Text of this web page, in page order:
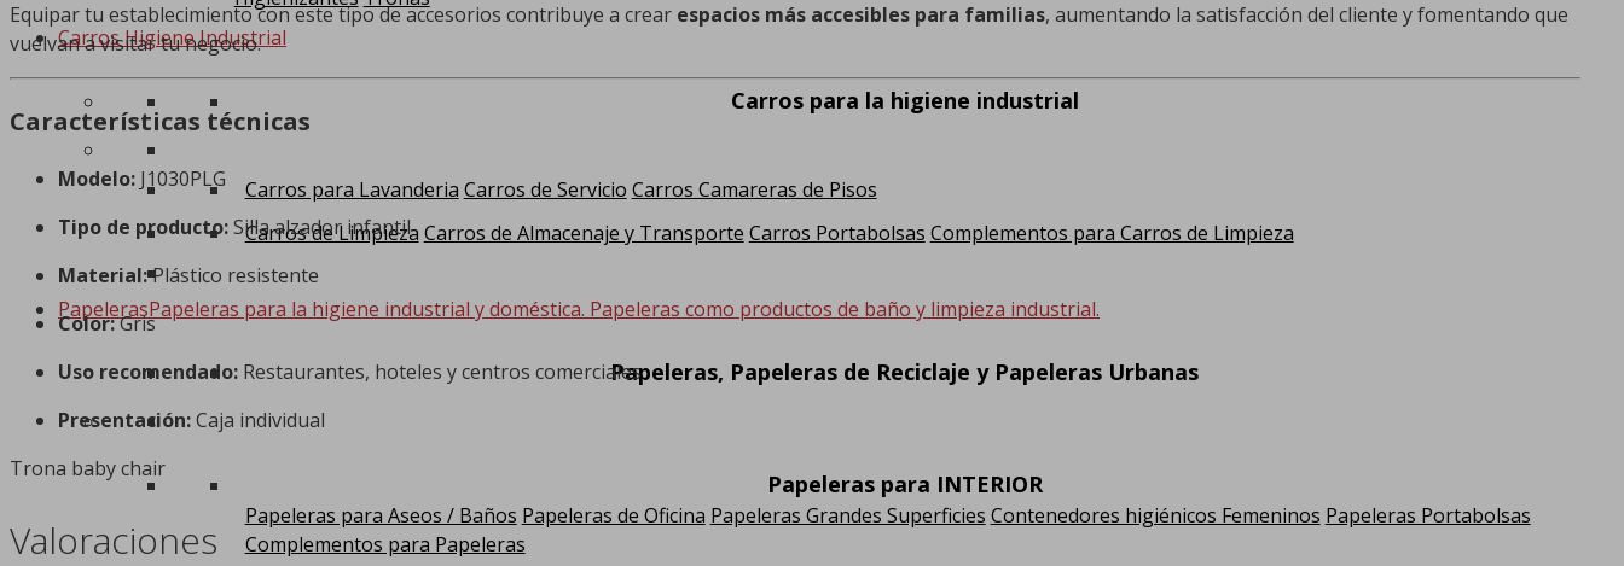
Carros Higiene Industrial
Carros para la higiene industrial
Carros para Lavanderia Carros de Servicio Carros Camareras de Pisos
Carros de Limpieza Carros de Almacenaje y Transporte Carros Portabolsas Complementos para Carros de Limpieza
PapelerasPapeleras para la higiene industrial y doméstica. Papeleras como productos de baño y limpieza industrial.
Papeleras, Papeleras de Reciclaje y Papeleras Urbanas
Papeleras para INTERIOR
Papeleras para Aseos / Baños Papeleras de Oficina Papeleras Grandes Superficies Contenedores higiénicos Femeninos Papeleras Portabolsas
Complementos para Papeleras
Equipar tu establecimiento con este tipo de accesorios contribuye a crear espacios más accesibles para familias, aumentando la satisfacción del cliente y fomentando que
vuelvan a visitar tu negocio.
Características técnicas
Modelo: J1030PLG
Tipo de producto:Silla alzador infantil
Material:Plástico resistente
Color:Gris
Uso recomendado: Restaurantes, hoteles y centros comerciales
Presentación:Caja individual
Trona baby chair
Valoraciones